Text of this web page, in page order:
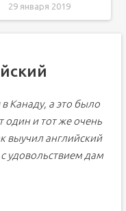
29 января 2019
самому в
в Канаду, а это было
один и тот же очень
выучил английский
удовольствием дам